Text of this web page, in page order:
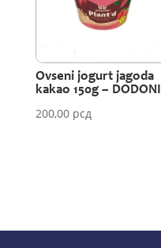
Ovseni jogurt jagoda
kakao 150g – DODONI
200,00 рсд